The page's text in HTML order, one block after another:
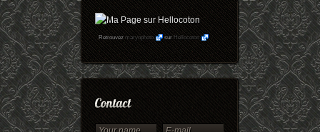
Retrouvezmaryophoto surHellocoton